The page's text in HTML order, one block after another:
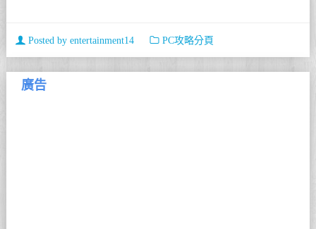
Posted by entertainment14 PC攻略分頁
廣告